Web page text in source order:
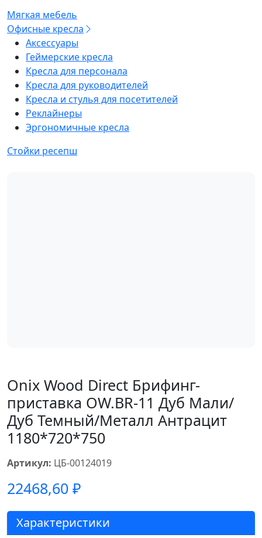
Мягкая мебель
Офисные кресла
Аксессуары
Геймерские кресла
Кресла для персонала
Кресла для руководителей
Кресла и стулья для посетителей
Реклайнеры
Эргономичные кресла
Стойки ресепш
Onix Wood Direct Брифинг-
приставка OW.BR-11 Дуб Мали/
Дуб Темный/Металл Антрацит
1180*720*750
Артикул: ЦБ-00124019
22468,60 ₽
Характеристики